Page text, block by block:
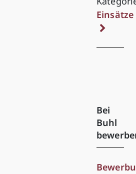
Einsätze
Bei
Buhl